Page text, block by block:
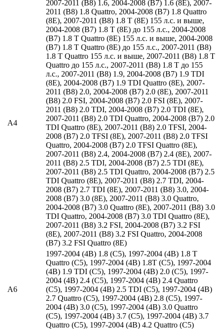
A4
2007-2011 (B8) 1.6, 2004-2008 (B7) 1.6 (8E), 2007-
2011 (B8) 1.8 Quattro, 2004-2008 (B7) 1.8 Quattro
(8E), 2007-2011 (B8) 1.8 T (8E) 155 л.с. и выше,
2004-2008 (B7) 1.8 T (8E) до 155 л.с., 2004-2008
(B7) 1.8 T Quattro (8E) 155 л.с. и выше, 2004-2008
(B7) 1.8 T Quattro (8E) до 155 л.с., 2007-2011 (B8)
1.8 T Quattro 155 л.с. и выше, 2007-2011 (B8) 1.8 T
Quattro до 155 л.с., 2007-2011 (B8) 1.8 T до 155
л.с., 2007-2011 (B8) 1.9, 2004-2008 (B7) 1.9 TDI
(8E), 2004-2008 (B7) 1.9 TDI Quattro (8E), 2007-
2011 (B8) 2.0, 2004-2008 (B7) 2.0 (8E), 2007-2011
(B8) 2.0 FSI, 2004-2008 (B7) 2.0 FSI (8E), 2007-
2011 (B8) 2.0 TDI, 2004-2008 (B7) 2.0 TDI (8E),
2007-2011 (B8) 2.0 TDI Quattro, 2004-2008 (B7) 2.0
TDI Quattro (8E), 2007-2011 (B8) 2.0 TFSI, 2004-
2008 (B7) 2.0 TFSI (8E), 2007-2011 (B8) 2.0 TFSI
Quattro, 2004-2008 (B7) 2.0 TFSI Quattro (8E),
2007-2011 (B8) 2.4, 2004-2008 (B7) 2.4 (8E), 2007-
2011 (B8) 2.5 TDI, 2004-2008 (B7) 2.5 TDI (8E),
2007-2011 (B8) 2.5 TDI Quattro, 2004-2008 (B7) 2.5
TDI Quattro (8E), 2007-2011 (B8) 2.7 TDI, 2004-
2008 (B7) 2.7 TDI (8E), 2007-2011 (B8) 3.0, 2004-
2008 (B7) 3.0 (8E), 2007-2011 (B8) 3.0 Quattro,
2004-2008 (B7) 3.0 Quattro (8E), 2007-2011 (B8) 3.0
TDI Quattro, 2004-2008 (B7) 3.0 TDI Quattro (8E),
2007-2011 (B8) 3.2 FSI, 2004-2008 (B7) 3.2 FSI
(8E), 2007-2011 (B8) 3.2 FSI Quattro, 2004-2008
(B7) 3.2 FSI Quattro (8E)
A6
1997-2004 (4B) 1.8 (C5), 1997-2004 (4B) 1.8 T
Quattro (C5), 1997-2004 (4B) 1.8T (C5), 1997-2004
(4B) 1.9 TDI (C5), 1997-2004 (4B) 2.0 (C5), 1997-
2004 (4B) 2.4 (C5), 1997-2004 (4B) 2.4 Quattro
(C5), 1997-2004 (4B) 2.5 TDI (C5), 1997-2004 (4B)
2.7 Quattro (C5), 1997-2004 (4B) 2.8 (C5), 1997-
2004 (4B) 3.0 (C5), 1997-2004 (4B) 3.0 Quattro
(C5), 1997-2004 (4B) 3.7 (C5), 1997-2004 (4B) 3.7
Quattro (C5), 1997-2004 (4B) 4.2 Quattro (C5)